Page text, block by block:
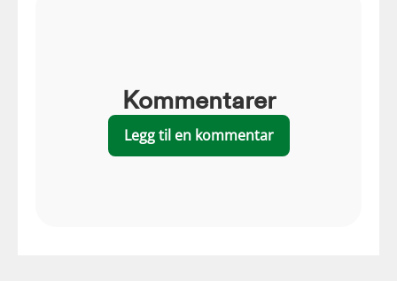
Kommentarer
Legg til en kommentar